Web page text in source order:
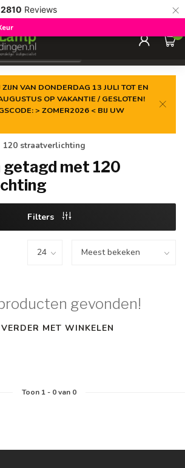
2810 Reviews ×
laagste prijs
0
VAN DONDERDAG 13 JULI TOT EN
OP VAKANTIE / GESLOTEN!
> ZOMER2026 < BIJ UW
120 straatverlichting
met 120
Filters
gevonden!
MET WINKELEN
Toon 1- 0van 0